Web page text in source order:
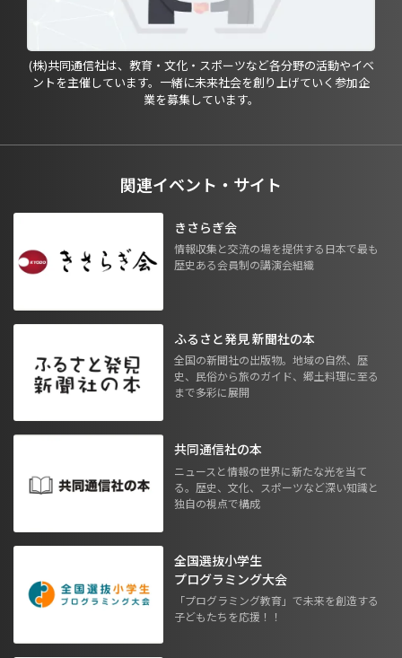
(株)共同通信社は、教育・文化・スポーツなど各分野の活動やイベ
ントを主催しています。一緒に未来社会を創り上げていく参加企
業を募集しています。
関連イベント・サイト
きさらぎ会
情報収集と交流の場を提供する日本で最も
歴史ある会員制の講演会組織
ふるさと発見 新聞社の本
全国の新聞社の出版物。地域の自然、歴
史、民俗から旅のガイド、郷土料理に至る
まで多彩に展開
共同通信社の本
ニュースと情報の世界に新たな光を当て
る。歴史、文化、スポーツなど深い知識と
独自の視点で構成
全国選抜小学生
プログラミング大会
「プログラミング教育」で未来を創造する
子どもたちを応援！！